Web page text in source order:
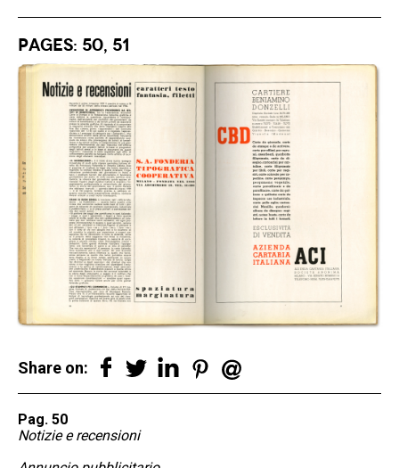
Pages: 50, 51
Share on:
Pag. 50
Notizie e recensioni